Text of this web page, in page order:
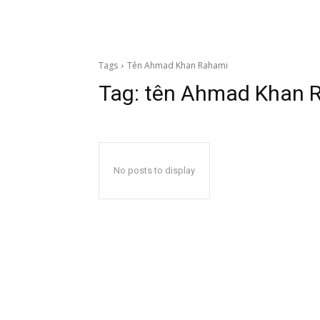
Tags Tên Ahmad Khan Rahami
Tag: tên Ahmad Khan
No posts to display